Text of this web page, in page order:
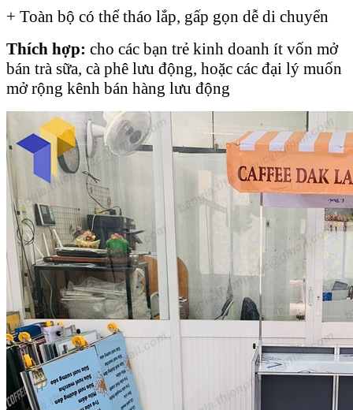
+ Toàn bộ có thể tháo lắp, gấp gọn dễ di chuyển
Thích hợp: cho các bạn trẻ kinh doanh ít vốn mở
bán trà sữa, cà phê lưu động, hoặc các đại lý muốn
mở rộng kênh bán hàng lưu động